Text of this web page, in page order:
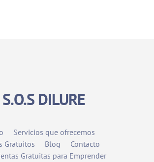
S.O.S DILURE
Servicios que ofrecemos
Gratuitos
Blog
Contacto
Gratuitas para Emprender